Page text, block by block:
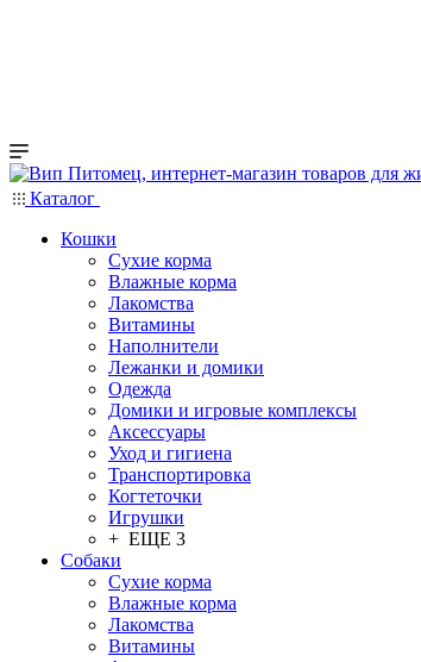
Каталог
Кошки
Сухие корма
Влажные корма
Лакомства
Витамины
Наполнители
Лежанки и домики
Одежда
Домики и игровые комплексы
Аксессуары
Уход и гигиена
Транспортировка
Когтеточки
Игрушки
+ ЕЩЕ 3
Собаки
Сухие корма
Влажные корма
Лакомства
Витамины